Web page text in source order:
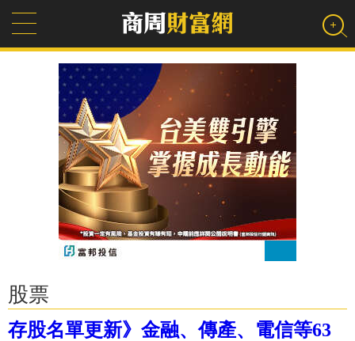
股票
存股名單更新》金融、傳產、電信等63